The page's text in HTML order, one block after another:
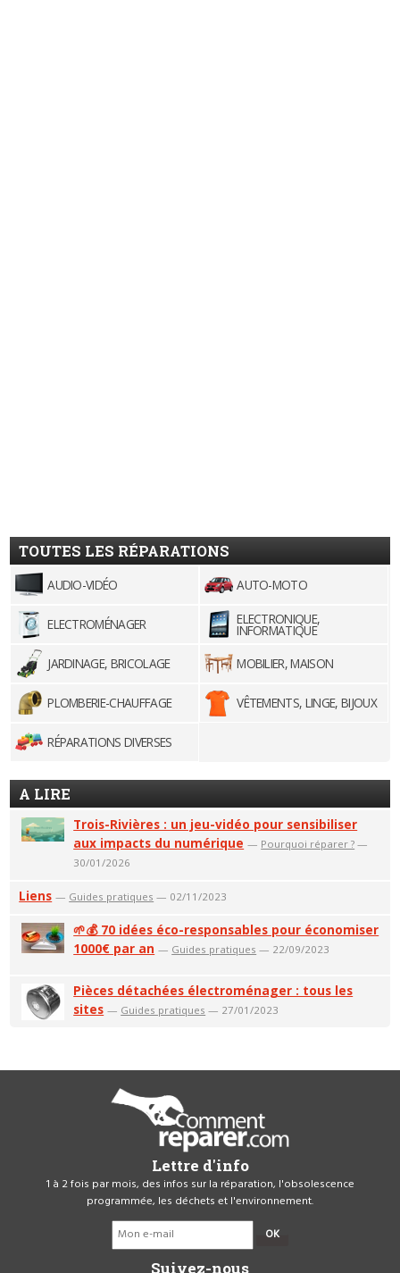
TOUTES LES RÉPARATIONS
AUDIO-VIDÉO AUTO-MOTO
ELECTROMÉNAGER ELECTRONIQUE,
INFORMATIQUE
JARDINAGE, BRICOLAGE
MOBILIER, MAISON
PLOMBERIE-CHAUFFAGE VÊTEMENTS, LINGE, BIJOUX
RÉPARATIONS DIVERSES
A LIRE
Trois-Rivières : un jeu-vidéo pour sensibiliser
aux impacts du numérique — Pourquoi réparer ? —
30/01/2026
Liens — Guides pratiques — 02/11/2023
🌱💰 70 idées éco-responsables pour économiser
1000€ par an — Guides pratiques — 22/09/2023
Pièces détachées électroménager : tous les
sites — Guides pratiques — 27/01/2023
Lettre d'info
1 à 2 fois par mois, des infos sur la réparation, l'obsolescence
programmée, les déchets et l'environnement.
OK
Suivez-nous